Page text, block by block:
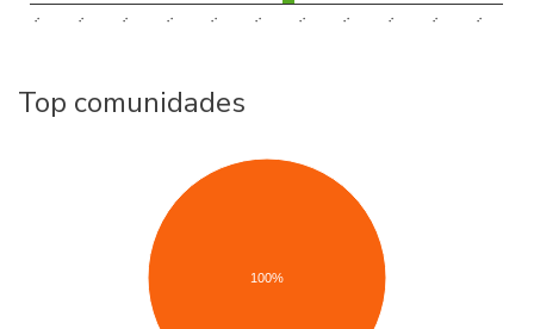
.. .. .. .. .. .. .. .. .. .. ..
Top comunidades
100%